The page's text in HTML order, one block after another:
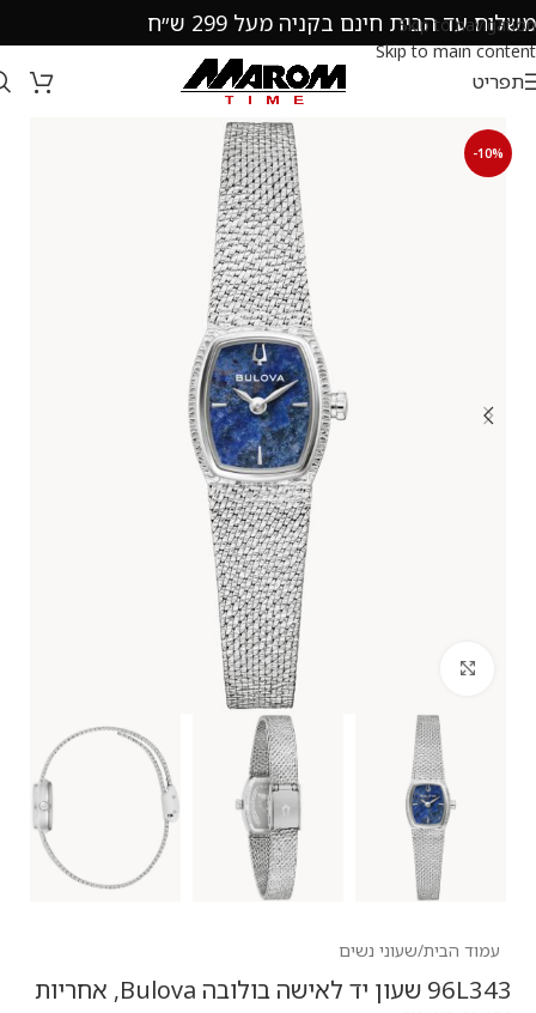
Skip to navigation
Skip to main content
משלוח עד הבית חינם בקניה מעל 299 ש״ח
תפריט
עמוד הבית/שעוני נשים
96L343 שעון יד לאישה בולובה Bulova, אחריות
-10%